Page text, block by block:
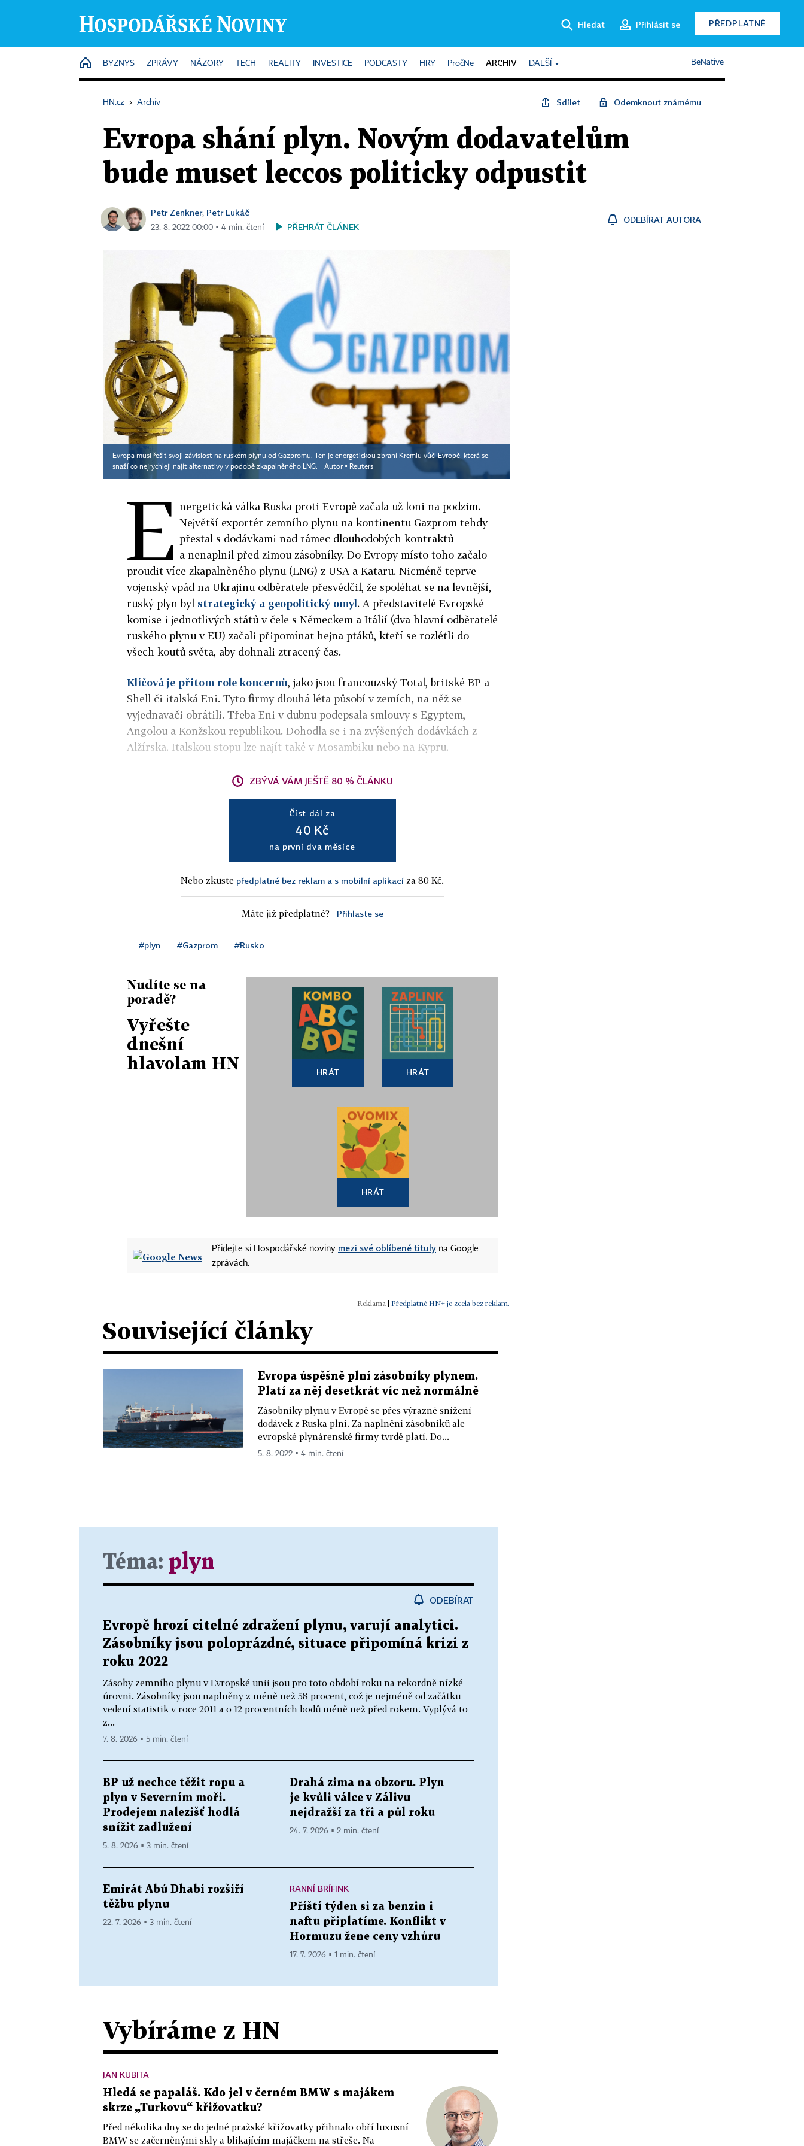
Hledat Přihlásit se PŘEDPLATNÉ
HOME
BYZNYS ZPRÁVY NÁZORY TECH REALITY INVESTICE PODCASTY HRY PročNe ARCHIV DALŠÍ BeNative
HN.cz › Archiv Sdílet Odemknout známému
Evropa shání plyn. Novým dodavatelům
bude muset leccos politicky odpustit
Petr Zenkner, Petr Lukáč
23. 8. 2022 00:00 ▪ 4 min. čtení PŘEHRÁT ČLÁNEK
ODEBÍRAT AUTORA
Evropa musí řešit svoji závislost na ruském plynu od Gazpromu. Ten je energetickou zbraní Kremlu vůči Evropě, která se
snaží co nejrychleji najít alternativy v podobě zkapalněného LNG.
Autor ▪ Reuters
E nergetická válka Ruska proti Evropě začala už loni na podzim.
Největší exportér zemního plynu na kontinentu Gazprom tehdy
přestal s dodávkami nad rámec dlouhodobých kontraktů
a nenaplnil před zimou zásobníky. Do Evropy místo toho začalo
proudit více zkapalněného plynu (LNG) z USA a Kataru. Nicméně teprve
vojenský vpád na Ukrajinu odběratele přesvědčil, že spoléhat se na levnější,
ruský plyn byl strategický a geopolitický omyl. A představitelé Evropské
komise i jednotlivých států v čele s Německem a Itálií (dva hlavní odběratelé
ruského plynu v EU) začali připomínat hejna ptáků, kteří se rozlétli do
všech koutů světa, aby dohnali ztracený čas.
Klíčová je přitom role koncernů, jako jsou francouzský Total, britské BP a
Shell či italská Eni. Tyto firmy dlouhá léta působí v zemích, na něž se
vyjednavači obrátili. Třeba Eni v dubnu podepsala smlouvy s Egyptem,
Angolou a Konžskou republikou. Dohodla se i na zvýšených dodávkách z
Alžírska. Italskou stopu lze najít také v Mosambiku nebo na Kypru.
ZBÝVÁ VÁM JEŠTĚ 80 % ČLÁNKU
Číst dál za
40 Kč
na první dva měsíce
Nebo zkuste předplatné bez reklam a s mobilní aplikací za 80 Kč.
Máte již předplatné? Přihlaste se
#plyn #Gazprom #Rusko
Nudíte se na
poradě?
Vyřešte
dnešní
hlavolam HN
HRÁT HRÁT
HRÁT
Přidejte si Hospodářské noviny mezi své oblíbené tituly na Google
zprávách.
| Předplatné HN+ je zcela bez reklam.
Související články
Evropa úspěšně plní zásobníky plynem.
Platí za něj desetkrát víc než normálně
Zásobníky plynu v Evropě se přes výrazné snížení
dodávek z Ruska plní. Za naplnění zásobníků ale
evropské plynárenské firmy tvrdě platí. Do...
5. 8. 2022 ▪ 4 min. čtení
Téma: plyn
ODEBÍRAT
Evropě hrozí citelné zdražení plynu, varují analytici.
Zásobníky jsou poloprázdné, situace připomíná krizi z
roku 2022
Zásoby zemního plynu v Evropské unii jsou pro toto období roku na rekordně nízké
úrovni. Zásobníky jsou naplněny z méně než 58 procent, což je nejméně od začátku
vedení statistik v roce 2011 a o 12 procentních bodů méně než před rokem. Vyplývá to
z...
7. 8. 2026 ▪ 5 min. čtení
BP už nechce těžit ropu a
plyn v Severním moři.
Prodejem nalezišť hodlá
snížit zadlužení
5. 8. 2026 ▪ 3 min. čtení
Drahá zima na obzoru. Plyn
je kvůli válce v Zálivu
nejdražší za tři a půl roku
24. 7. 2026 ▪ 2 min. čtení
Emirát Abú Dhabí rozšíří
těžbu plynu
22. 7. 2026 ▪ 3 min. čtení
RANNÍ BRÍFINK
Příští týden si za benzin i
naftu připlatíme. Konflikt v
Hormuzu žene ceny vzhůru
17. 7. 2026 ▪ 1 min. čtení
Vybíráme z HN
JAN KUBITA
Hledá se papaláš. Kdo jel v černém BMW s majákem
skrze „Turkovu“ křižovatku?
Před několika dny se do jedné pražské křižovatky přihnalo obří luxusní
BMW se začerněnými skly a blikajícím majáčkem na střeše. Na